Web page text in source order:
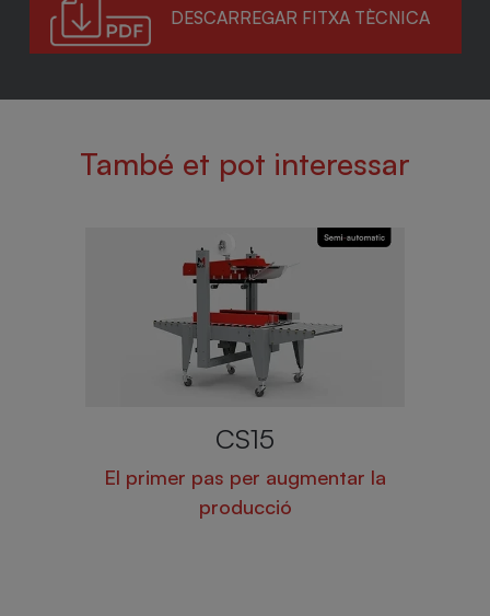
DESCARREGAR FITXA TÈCNICA
També et pot interessar
CS15
El primer pas per augmentar la
producció